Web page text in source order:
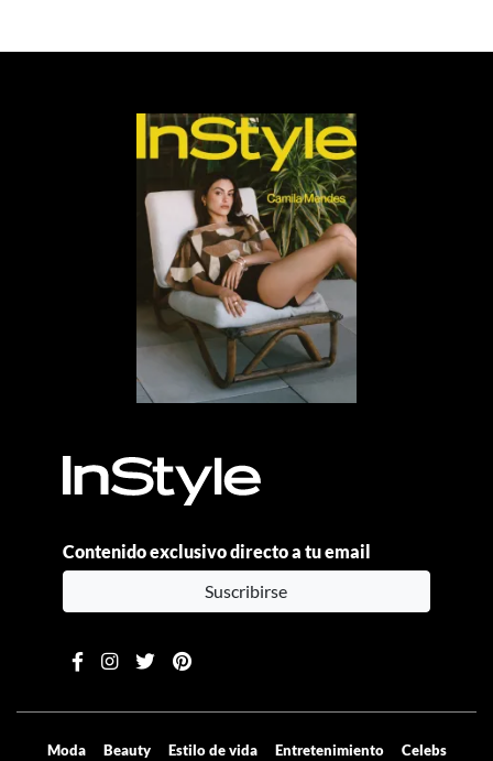
Contenido exclusivo directo a tu email
Suscribirse
Moda Beauty Estilo de vida Entretenimiento Celebs